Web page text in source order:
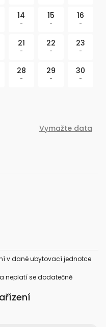
14
-
15
-
16
-
21
-
22
-
23
-
28
-
29
-
30
-
Vymažte data
v dané ubytovací jednotce
neplatí se dodatečně